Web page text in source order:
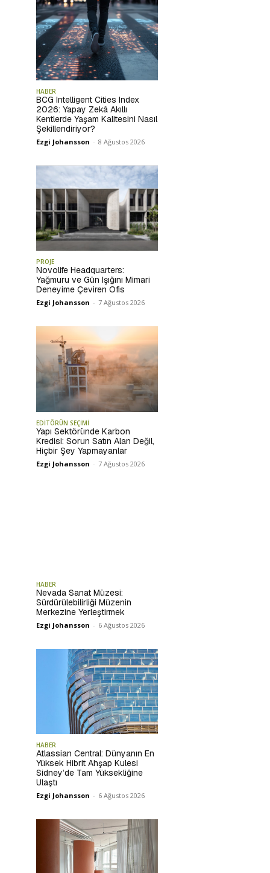
HABER
BCG Intelligent Cities Index
2026: Yapay Zekâ Akıllı
Kentlerde Yaşam Kalitesini Nasıl
Şekillendiriyor?
Ezgi Johansson - 8 Ağustos 2026
PROJE
Novolife Headquarters:
Yağmuru ve Gün Işığını Mimari
Deneyime Çeviren Ofis
Ezgi Johansson - 7 Ağustos 2026
EDİTÖRÜN SEÇİMİ
Yapı Sektöründe Karbon
Kredisi: Sorun Satın Alan Değil,
Hiçbir Şey Yapmayanlar
Ezgi Johansson - 7 Ağustos 2026
HABER
Nevada Sanat Müzesi:
Sürdürülebilirliği Müzenin
Merkezine Yerleştirmek
Ezgi Johansson - 6 Ağustos 2026
HABER
Atlassian Central: Dünyanın En
Yüksek Hibrit Ahşap Kulesi
Sidney’de Tam Yüksekliğine
Ulaştı
Ezgi Johansson - 6 Ağustos 2026